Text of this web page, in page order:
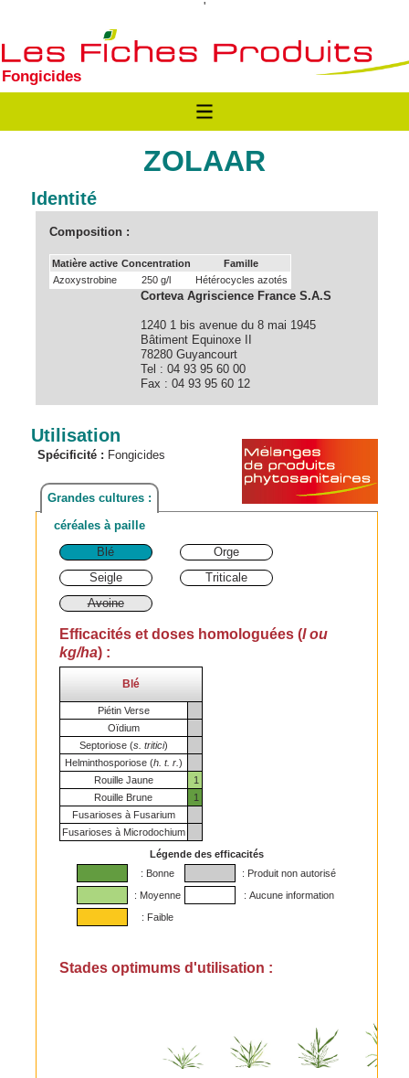
'
Fongicides
ZOLAAR
Identité
Composition :
Matière active Concentration
Famille
Azoxystrobine
250 g/l Hétérocycles azotés
Corteva Agriscience France S.A.S
1240 1 bis avenue du 8 mai 1945
Bâtiment Equinoxe II
78280 Guyancourt
Tel : 04 93 95 60 00
Fax : 04 93 95 60 12
Utilisation
Spécificité : Fongicides
Grandes cultures :
céréales à paille
Blé
Orge
Seigle
Triticale
Avoine
Efficacités et doses homologuées (l ou
kg/ha) :
Blé
Piétin Verse
Oïdium
Septoriose (s. tritici)
Helminthosporiose (h. t. r. )
Rouille Jaune
1
Rouille Brune
1
Fusarioses à Fusarium
Fusarioses à Microdochium
Légende des efficacités
: Bonne
: Produit non autorisé
: Moyenne
: Aucune information
: Faible
Stades optimums d'utilisation :